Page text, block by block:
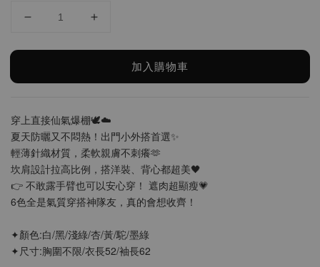
加入購物車
穿上直接仙氣爆棚🕊️☁️
夏天防曬又不悶熱！出門小外搭首選✨
輕薄針織材質，柔軟親膚不刺癢🫶
坎肩設計拉高比例，搭洋裝、背心都超美🖤
👉 不敢露手臂也可以安心穿！ 遮肉超顯瘦💗
6色全是氣質穿搭神隊友，真的會想收齊！
✦顏色:白/黑/淺綠/杏/黃/駝/墨綠
✦尺寸:胸圍不限/衣長52/袖長62